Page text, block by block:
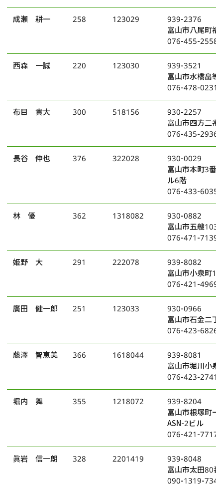
成瀬 耕一 258 123029
939-2376
富山市八尾町
076-455-2558
西森 一誠 220 123030
939-3521
富山市水橋畠等
076-478-0231
布目 貴大 300 518156
930-2257
富山市四方二番
076-435-2936
長谷 伸也 376 322028
930-0029
富山市本町3番
ル6階
076-433-6035
林 優 362 1318082
930-0882
富山市五艘
076-471-7139
姫野 大 291 222078
939-8082
富山市小泉町
076-421-4969
廣田 健一郎 251 123033
930-0966
富山市石金二丁
076-423-6826
藤澤 智恵美 366 1618044
939-8081
富山市堀川小
076-423-2741
堀内 舞 355 1218072
939-8204
富山市根塚町
ASN-2ビル
076-421-7717
眞岩 信一朗 328 2201419
939-8048
富山市太田80
090-1319-7342